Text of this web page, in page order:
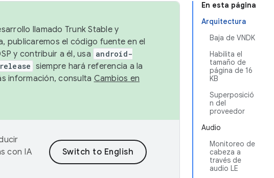
En esta página
Arquitectura
Baja de VNDK
Habilita el
tamaño de
página de 16
KB
Superposició
n del
proveedor
Audio
Monitoreo de
cabeza a
través de
audio LE
llamado Trunk Stable y
publicaremos el código fuente en el
y contribuir a él, usa android-
siempre hará referencia a la
información, consulta Cambios en
con IA